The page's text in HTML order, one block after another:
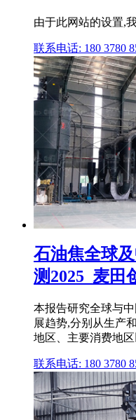
由于此网站的设置,
联系电话: 180 3780
石油焦全球
测2025_麦田
本报告研究全球与
展趋势,分别从生产
地区、主要消费地
联系电话: 180 3780